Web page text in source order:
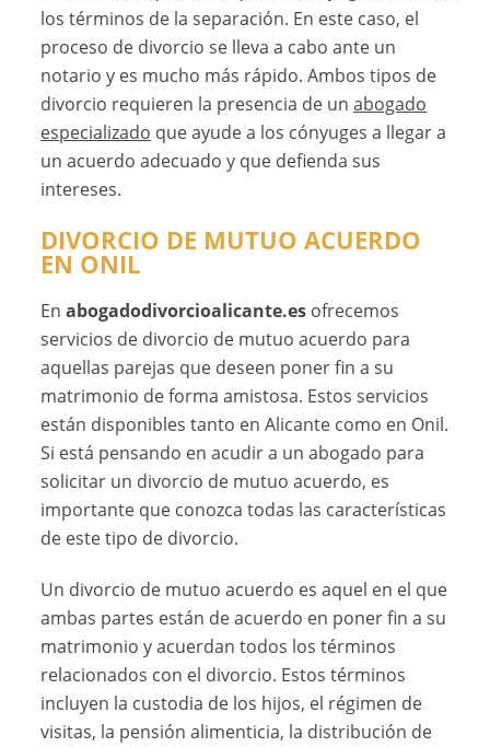
los términos de la separación. En este caso, el
proceso de divorcio se lleva a cabo ante un
notario y es mucho más rápido. Ambos tipos de
divorcio requieren la presencia de unabogado
especializado que ayude a los cónyuges a llegar a
un acuerdo adecuado y que defienda sus
intereses.
DIVORCIO DE MUTUO ACUERDO
EN ONIL
Enabogadodivorcioalicante.es ofrecemos
servicios de divorcio de mutuo acuerdo para
aquellas parejas que deseen poner fin a su
matrimonio de forma amistosa. Estos servicios
están disponibles tanto en Alicante como en Onil.
Si está pensando en acudir a un abogado para
solicitar un divorcio de mutuo acuerdo, es
importante que conozca todas las características
de este tipo de divorcio.
Un divorcio de mutuo acuerdo es aquel en el que
ambas partes están de acuerdo en poner fin a su
matrimonio y acuerdan todos los términos
relacionados con el divorcio. Estos términos
incluyen la custodia de los hijos, el régimen de
visitas, la pensión alimenticia, la distribución de